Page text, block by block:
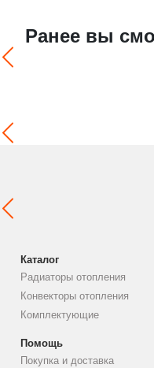
Ранее вы
Каталог
Радиаторы отопления
Конвекторы отопления
Комплектующие
Помощь
Покупка и доставка